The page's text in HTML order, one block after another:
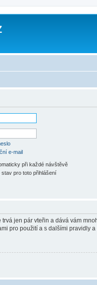
e-mail
při každé návštěvě
stav pro toto přihlášení
jen pár vteřin a dává vám
pro použití a s dalšími pravidly